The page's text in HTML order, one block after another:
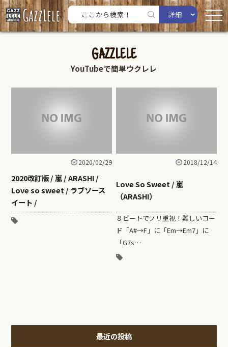
詳細
GAZZLELE
YouTubeで簡単ウクレレ
2020/02/29
2020改訂版 / 嵐 / ARASHI /
Love so sweet / ラブソース
イート /
2018/12/14
Love So Sweet / 嵐
（ARASHI）
８ビートでノリ重視！難しいコー
ド「A#→F」に「Em→Em7」に
「G7s…
最近の投稿